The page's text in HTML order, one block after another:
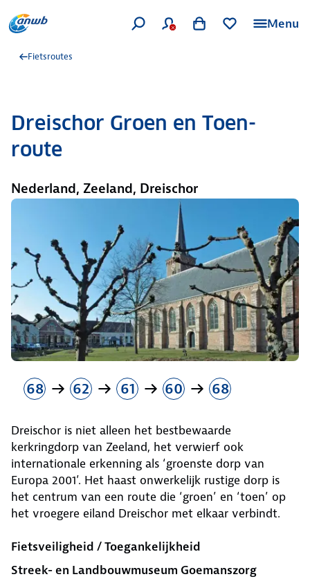
Menu
Fietsroutes
Dreischor Groen en Toen-
route
Nederland, Zeeland, Dreischor
68 62 61 60 68
Dreischor is niet alleen het bestbe­waarde
kerkringdorp van Zeeland, het verwierf ook
internationale erkenning als ‘groenste dorp van
Europa 2001’. Het haast onwerkelijk rustige dorp is
het centrum van een route die ‘groen’ en ‘toen’ op
het vroegere eiland Dreischor met elkaar verbindt.
Fietsveiligheid / Toegankelijkheid
Streek- en Landbouwmuseum Goemanszorg